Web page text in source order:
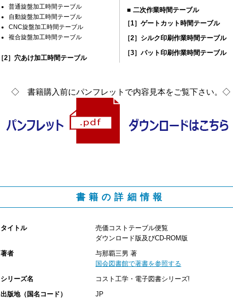
普通旋盤加工時間テーブル
自動旋盤加工時間テーブル
CNC旋盤加工時間テーブル
複合旋盤加工時間テーブル
［2］穴あけ加工時間テーブル
■ 二次作業時間テーブル
［1］ゲートカット時間テーブル
［2］シルク印刷作業時間テーブル
［3］パット印刷作業時間テーブル
◇ 書籍購入前にパンフレットで内容見本をご覧下さい。◇
書籍の詳細情報
タイトル
売価コストテーブル便覧
ダウンロード版及びCD-ROM版
著者
与那覇三男 著
国会図書館で著書を参照する
シリーズ名
コスト工学・電子図書シリーズ!
出版地（国名コード）
JP